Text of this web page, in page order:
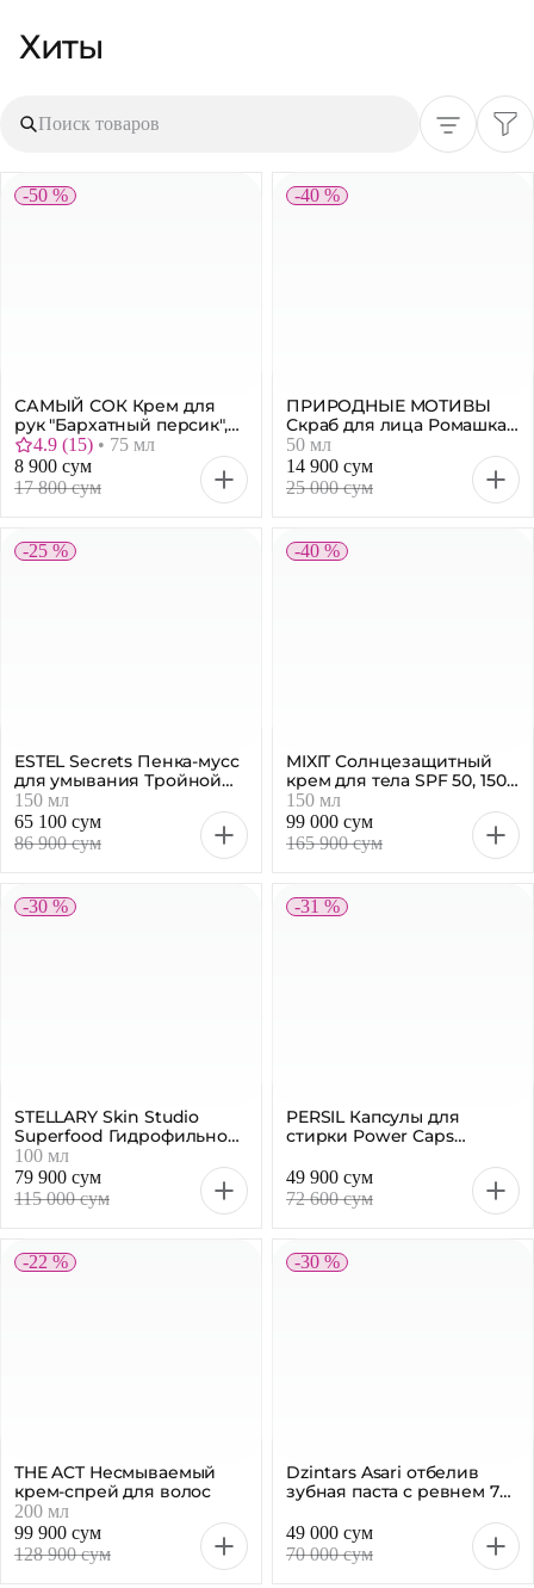
Хиты
Поиск товаров
-50 %
САМЫЙ СОК Крем для
рук "Бархатный персик",
75 мл
4.9 (15) • 75 мл
8 900 сум
17 800 сум
-40 %
ПРИРОДНЫЕ МОТИВЫ
Скраб для лица Ромашка
и масло пшеницы, 50 мл
50 мл
14 900 сум
25 000 сум
-25 %
ESTEL Secrets Пенка-мусс
для умывания Тройной
эффект, 150 мл
150 мл
65 100 сум
86 900 сум
-40 %
MIXIT Солнцезащитный
крем для тела SPF 50, 150
мл
150 мл
99 000 сум
165 900 сум
-30 %
STELLARY Skin Studio
Superfood Гидрофильное
масло, 100 мл
100 мл
79 900 сум
115 000 сум
-31 %
PERSIL Капсулы для
стирки Power Caps
49 900 сум
72 600 сум
-22 %
THE ACT Несмываемый
крем-спрей для волос
200 мл
99 900 сум
128 900 сум
-30 %
Dzintars Asari отбелив
зубная паста с ревнем 75
49 000 сум
70 000 сум